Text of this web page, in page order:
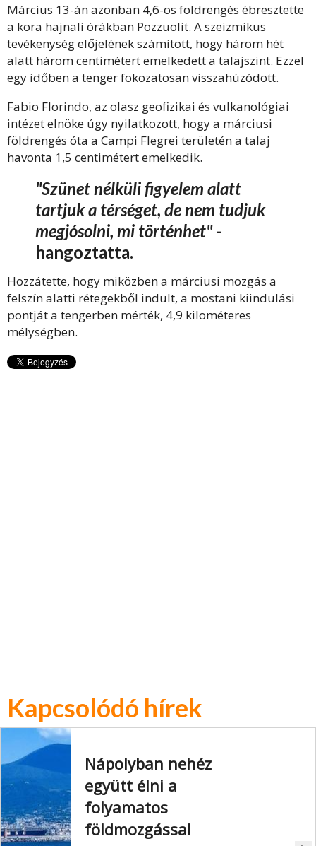
Március 13-án azonban 4,6-os földrengés ébresztette
a kora hajnali órákban Pozzuolit. A szeizmikus
tevékenység előjelének számított, hogy három hét
alatt három centimétert emelkedett a talajszint. Ezzel
egy időben a tenger fokozatosan visszahúzódott.
Fabio Florindo, az olasz geofizikai és vulkanológiai
intézet elnöke úgy nyilatkozott, hogy a márciusi
földrengés óta a Campi Flegrei területén a talaj
havonta 1,5 centimétert emelkedik.
"Szünet nélküli figyelem alatt
tartjuk a térséget, de nem tudjuk
megjósolni, mi történhet"-
hangoztatta.
Hozzátette, hogy miközben a márciusi mozgás a
felszín alatti rétegekből indult, a mostani kiindulási
pontját a tengerben mérték, 4,9 kilométeres
mélységben.
Kapcsolódó hírek
Nápolyban nehéz
együtt élni a
folyamatos
földmozgással